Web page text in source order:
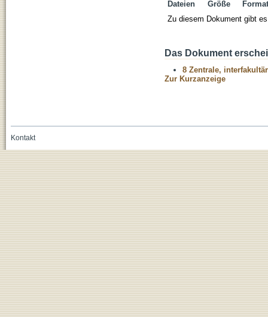
Dateien Größe
Format
Zu diesem Dokument gibt
Das Dokument
8 Zentrale,
Zur Kurzanzeige
Kontakt